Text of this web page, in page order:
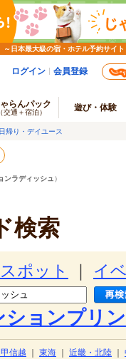
日本最大級の宿・ホテル予約サイト
ログイン 会員登録
らんパック
（交通＋宿泊） 遊び・体験
日帰り・デイユース
ンラディッシュ ）
検索
ポット イ
ションプリ
信越 東海 近畿・北陸